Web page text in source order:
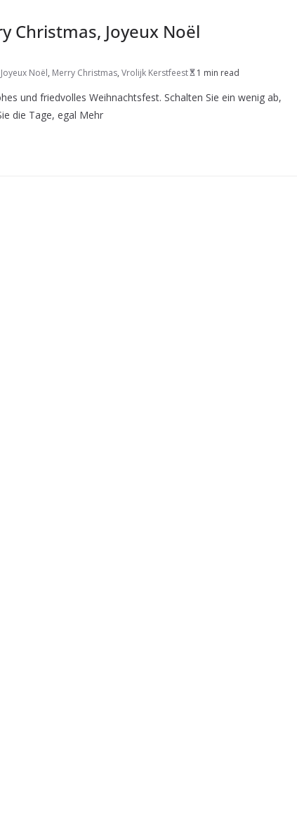
Christmas, Joyeux Noël
Joyeux Noël, Merry Christmas, Vrolijk Kerstfeest 1 min read
und friedvolles Weihnachtsfest. Schalten Sie ein wenig ab,
die Tage, egal Mehr